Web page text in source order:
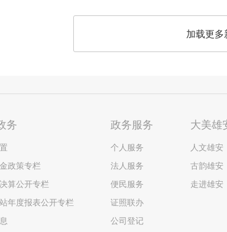
加载更多
务
政策专栏
算公开专栏
年度报表公开专栏
政务服务
个人服务
法人服务
便民服务
证照联办
公司登记
大美雄
人文雄安
古韵雄安
走进雄安